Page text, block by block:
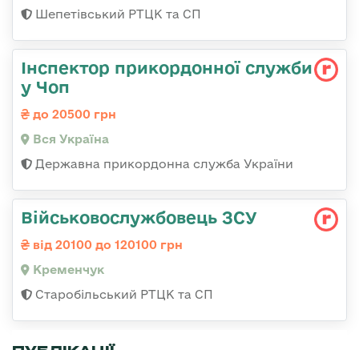
Шепетівський РТЦК та СП
Інспектор прикордонної служби
у Чоп
до 20500 грн
Вся Україна
Державна прикордонна служба України
Військовослужбовець ЗСУ
від 20100 до 120100 грн
Кременчук
Старобільський РТЦК та СП